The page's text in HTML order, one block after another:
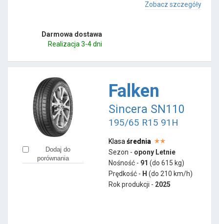
Zobacz szczegóły
Darmowa dostawa
Realizacja 3-4 dni
Dodaj do
porównania
Falken
Sincera SN110
195/65 R15 91H
Klasa średnia
Sezon - opony Letnie
Nośność - 91 (do 615 kg)
Prędkość - H (do 210 km/h)
Rok produkcji - 2025